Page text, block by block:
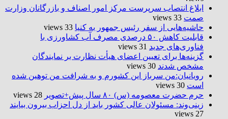
ابلاغ انتصاب سرپرست مرکز امور اصناف و بازرگانان وزارت
صمت 33 views
حاشیه‌هایی از سفر رئیس جمهور به کنیا 33 views
قابلیت کاهش ۵۰ درصدی مصرف آب کشاورزی با
فناوری‌های جدید 31 views
گزینه‌ها برای تعیین اعضای هیأت نظارت بر نمایندگان
مشخص شدند 30 views
رویانیان:من سرباز این کشورم و به شرافت من توهین شده
است 30 views
حرم حضرت‌ معصومه (س) ۸۰ سال پیش+تصویر
28 views
زینی‌وند: مسئولان عالی کشور باید از دل احزاب بیرون بیایند
27 views